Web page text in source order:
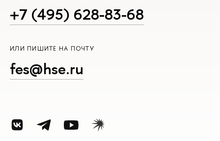
+7 (495) 628-83-68
ИЛИ ПИШИТЕ НА ПОЧТУ
fes@hse.ru